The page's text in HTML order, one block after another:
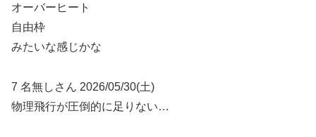
オーバーヒート
自由枠
みたいな感じかな
7 名無しさん 2026/05/30(土)
物理飛行が圧倒的に足りない…